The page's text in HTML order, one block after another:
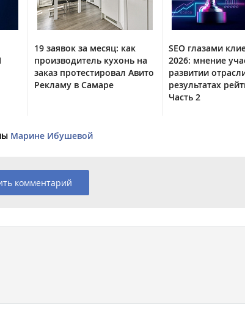
19 заявок за месяц: как
производитель кухонь на
заказ протестировал Авито
Рекламу в Самаре
SEO глазами
2026: мнение
развитии
результатах
Часть 2
Марине Ибушевой
комментарий